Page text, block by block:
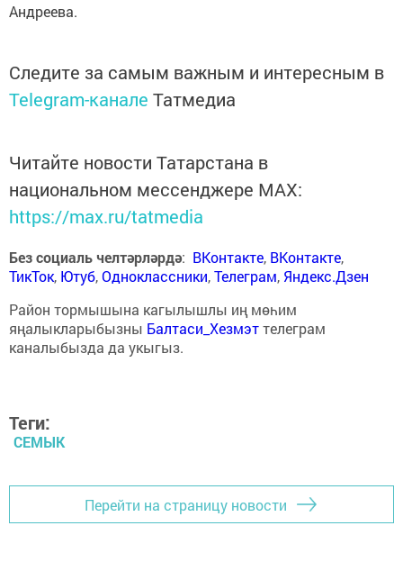
Андреева.
Следите за самым важным и интересным в
Telegram-канале Татмедиа
Читайте новости Татарстана в
национальном мессенджере MАХ:
https://max.ru/tatmedia
Без социаль челтәрләрдә: ВКонтакте, ВКонтакте,
ТикТок, Ютуб,Одноклассники,Телеграм, Яндекс.Дзен
Район тормышына кагылышлы иң мөһим
яңалыкларыбызны Балтаси_Хезмэттелеграм
каналыбызда да укыгыз.
Теги:
СЕМЫК
Перейти на страницу новости